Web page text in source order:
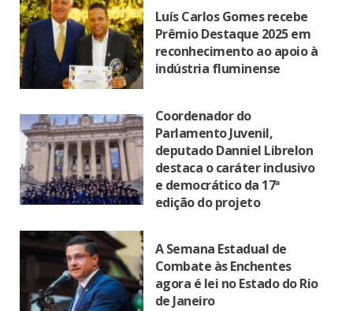
Luís Carlos Gomes recebe
Prêmio Destaque 2025 em
reconhecimento ao apoio à
indústria fluminense
Coordenador do
Parlamento Juvenil,
deputado Danniel Librelon
destaca o caráter inclusivo
e democrático da 17ª
edição do projeto
A Semana Estadual de
Combate às Enchentes
agora é lei no Estado do Rio
de Janeiro